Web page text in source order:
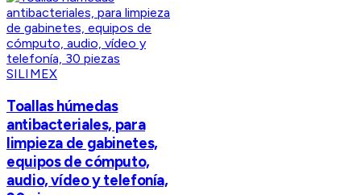
SILIMEX
Toallas húmedas
antibacteriales, para
limpieza de gabinetes,
equipos de cómputo,
audio, vídeo y telefonía,